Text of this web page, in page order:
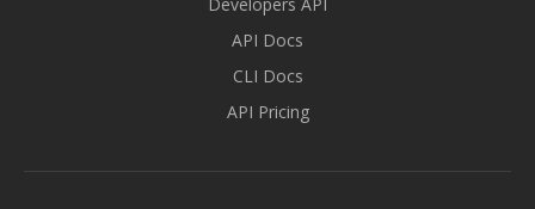
API Docs
CLI Docs
API Pricing